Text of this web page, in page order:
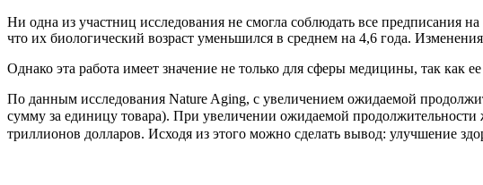
Ни одна из участниц исследования не смогла соблюдать все предписания
что их биологический возраст уменьшился в среднем на 4,6 года.
Однако эта работа имеет значение не только для сферы медицины, так
По данным исследования Nature Aging, с увеличением ожидаемой
сумму за единицу товара). При увеличении ожидаемой продолжительности
триллионов долларов. Исходя из этого можно сделать вывод: улучшение